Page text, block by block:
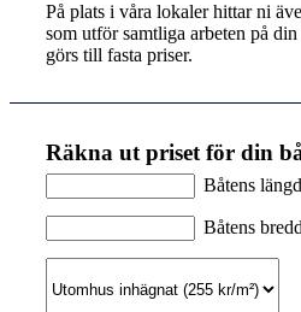
På plats i våra lokaler hittar ni
som utför samtliga arbeten på
görs till fasta priser.
Räkna ut priset för din
Båtens
Båtens